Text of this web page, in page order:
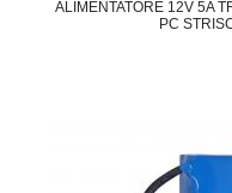
ALIMENTATORE 12V 5A
PC